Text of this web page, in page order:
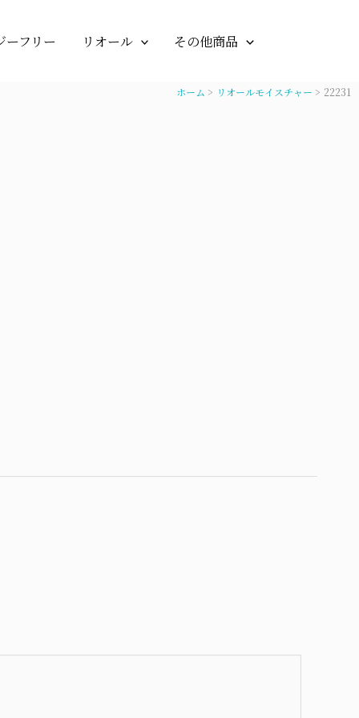
ーフリー リオール その他商品
ホーム リオールモイスチャー 22231